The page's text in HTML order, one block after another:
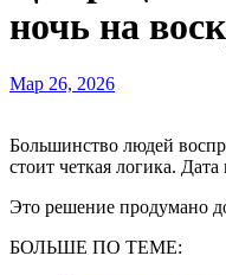
ночь на
Мар 26, 2026
Большинство людей
стоит четкая логика.
Это решение продумано
БОЛЬШЕ ПО ТЕМЕ: